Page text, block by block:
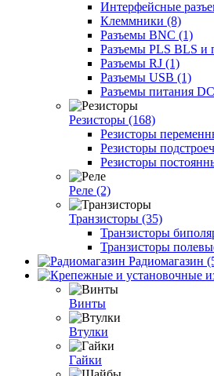
Интерфейсные
Клеммники (8)
Разъемы BNC (1)
Разъемы PLS BLS и
Разъемы RJ (1)
Разъемы USB (1)
Разъемы питания
Резисторы (168)
Резисторы
Резисторы
Резисторы
Реле (2)
Транзисторы (35)
Транзисторы
Транзисторы
Радиомагазин
Винты
Втулки
Гайки